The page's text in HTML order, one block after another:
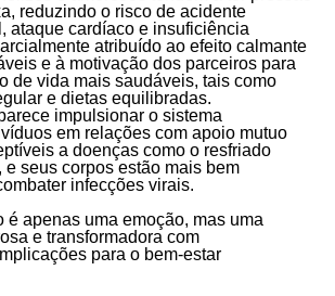
reduzindo o risco de acidente
ataque cardíaco e insuficiência
atribuído ao efeito calmante
e à motivação dos parceiros para
de vida mais saudáveis, tais como
e dietas equilibradas.
impulsionar o sistema
em relações com apoio mutuo
a doenças como o resfriado
e seus corpos estão mais bem
infecções virais.
é apenas uma emoção, mas uma
e transformadora com
para o bem-estar